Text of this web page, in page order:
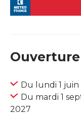
Ouverture
Du lundi 1
Du mardi 1
2027